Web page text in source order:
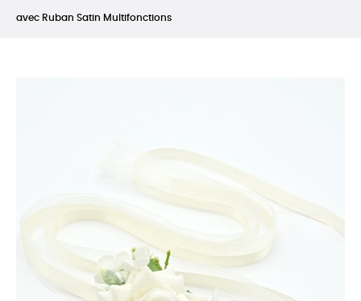
avec Ruban Satin Multifonctions